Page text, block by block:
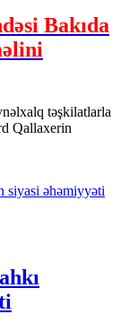
Bakıda
təşkilatlarla
Qallaxerin